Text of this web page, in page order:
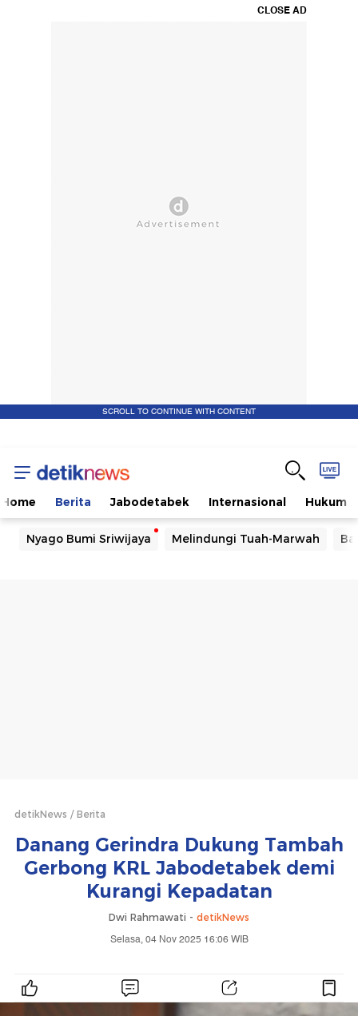
CLOSE AD
SCROLL TO CONTINUE WITH CONTENT
Home Berita Jabodetabek Internasional Hukum
Nyago Bumi Sriwijaya Melindungi Tuah-Marwah
detikNews Berita
Danang Gerindra Dukung Tambah
Gerbong KRL Jabodetabek demi
Kurangi Kepadatan
Dwi Rahmawati - detikNews
Selasa, 04 Nov 2025 16:06 WIB